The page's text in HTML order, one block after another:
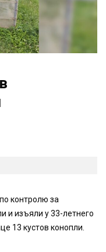
контролю за
и изъяли у 33-летнего
13 кустов конопли.